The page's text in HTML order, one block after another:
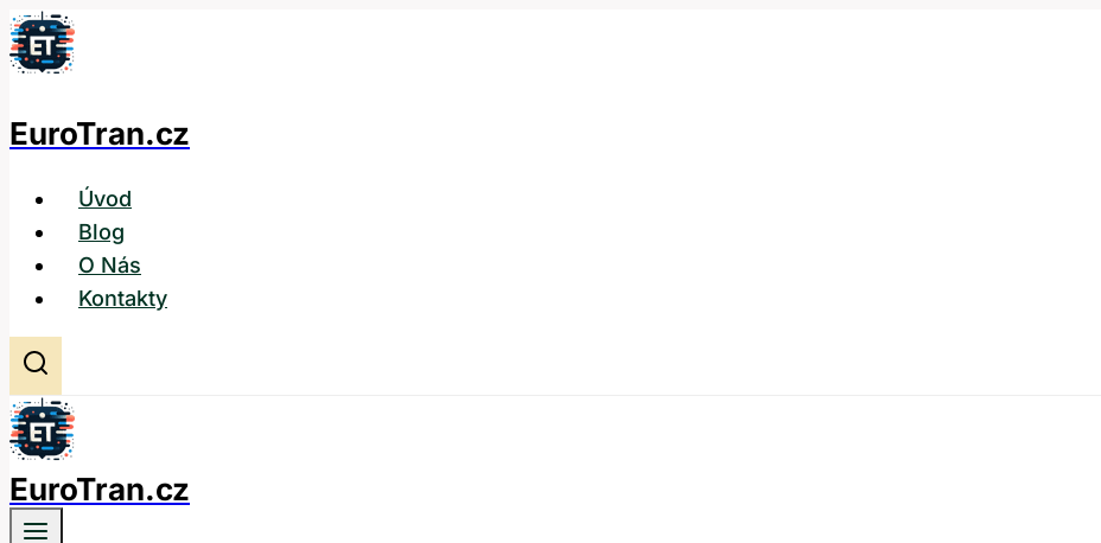
Přeskočit
na
EuroTran.cz
Úvod
Blog
O Nás
Kontakty
EuroTran.cz